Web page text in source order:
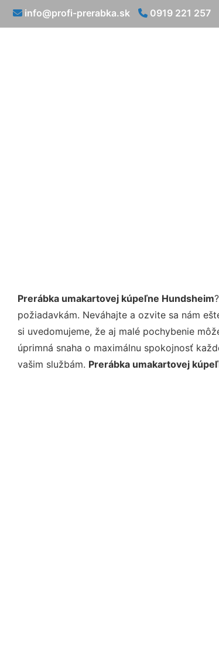
info@profi-prerabka.sk 0919 221 257
Prerábka umakartovej kúpeľne Hundsheim
požiadavkám. Neváhajte a ozvite sa nám
si uvedomujeme, že aj malé pochybenie
úprimná snaha o maximálnu spokojnosť
vašim službám. Prerábka umakartovej